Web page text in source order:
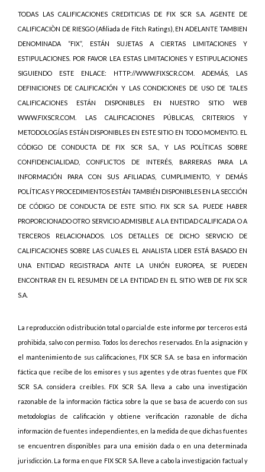
TODAS LAS CALIFICACIONES CREDITICIAS DE FIX SCR S.A. AGENTE DE
CALIFICACIÒN DE RIESGO (Afiliada de Fitch Ratings), EN ADELANTE TAMBIEN
DENOMINADA “FIX”, ESTÁN SUJETAS A CIERTAS LIMITACIONES Y
ESTIPULACIONES. POR FAVOR LEA ESTAS LIMITACIONES Y ESTIPULACIONES
SIGUIENDO ESTE ENLACE: HTTP://WWW.FIXSCR.COM. ADEMÁS, LAS
DEFINICIONES DE CALIFICACIÓN Y LAS CONDICIONES DE USO DE TALES
CALIFICACIONES ESTÁN DISPONIBLES EN NUESTRO SITIO WEB
WWW.FIXSCR.COM. LAS CALIFICACIONES PÚBLICAS, CRITERIOS Y
METODOLOGÍAS ESTÁN DISPONIBLES EN ESTE SITIO EN TODO MOMENTO. EL
CÓDIGO DE CONDUCTA DE FIX SCR S.A., Y LAS POLÍTICAS SOBRE
CONFIDENCIALIDAD, CONFLICTOS DE INTERÉS, BARRERAS PARA LA
INFORMACIÓN PARA CON SUS AFILIADAS, CUMPLIMIENTO, Y DEMÁS
POLÍTICAS Y PROCEDIMIENTOS ESTÁN TAMBIÉN DISPONIBLES EN LA SECCIÓN
DE CÓDIGO DE CONDUCTA DE ESTE SITIO. FIX SCR S.A. PUEDE HABER
PROPORCIONADO OTRO SERVICIO ADMISIBLE A LA ENTIDAD CALIFICADA O A
TERCEROS RELACIONADOS. LOS DETALLES DE DICHO SERVICIO DE
CALIFICACIONES SOBRE LAS CUALES EL ANALISTA LIDER ESTÁ BASADO EN
UNA ENTIDAD REGISTRADA ANTE LA UNIÓN EUROPEA, SE PUEDEN
ENCONTRAR EN EL RESUMEN DE LA ENTIDAD EN EL SITIO WEB DE FIX SCR
S.A.
La reproducción o distribución total o parcial de este informe por terceros está
prohibida, salvo con permiso. Todos los derechos reservados. En la asignación y
el mantenimiento de sus calificaciones, FIX SCR S.A. se basa en información
fáctica que recibe de los emisores y sus agentes y de otras fuentes que FIX
SCR S.A. considera creíbles. FIX SCR S.A. lleva a cabo una investigación
razonable de la información fáctica sobre la que se basa de acuerdo con sus
metodologías de calificación y obtiene verificación razonable de dicha
información de fuentes independientes, en la medida de que dichas fuentes
se encuentren disponibles para una emisión dada o en una determinada
jurisdicción. La forma en que FIX SCR S.A. lleve a cabo la investigación factual y